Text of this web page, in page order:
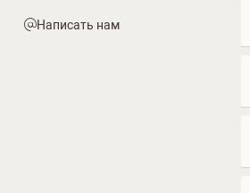
Написать нам